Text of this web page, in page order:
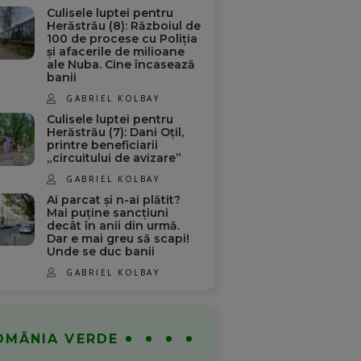
Culisele luptei pentru
Herăstrău (8): Războiul de
100 de procese cu Poliția
și afacerile de milioane
ale Nuba. Cine încasează
banii
GABRIEL KOLBAY
Culisele luptei pentru
Herăstrău (7): Dani Oțil,
printre beneficiarii
„circuitului de avizare”
GABRIEL KOLBAY
Ai parcat și n-ai plătit?
Mai puține sancțiuni
decât în anii din urmă.
Dar e mai greu să scapi!
Unde se duc banii
GABRIEL KOLBAY
VERDE